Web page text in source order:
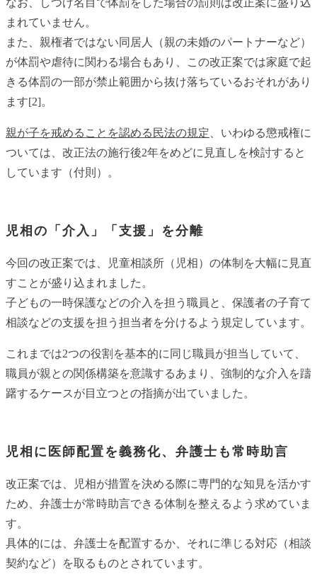
なお、しつけ名目で体罰をした場合の罰則は改正案に盛り込
まれていません。
また、親権者ではない同居人（親の未婚のパートナーなど）
が体罰や虐待に関わる場合もあり、この改正案では家庭で起
きる体罰の一部が禁止範囲から抜け落ちているおそれがあり
ます[2]。
親が子を戒めることを認める民法の規定 、いわゆる懲戒権に
ついては、改正法の施行後2年をめどに見直しを検討すると
しています（付則）。
児相の「介入」「支援」を分離
今回の改正案では、児童相談所（児相）の体制を大幅に見直
すことが盛り込まれました。
子どもの一時保護などの介入を担う職員と、保護者の子育て
相談などの支援を担う担当者を分けるよう規定しています。
これまでは2つの役割を基本的に同じ職員が担当していて、
職員が親との関係構築を意識するあまり、強制的な介入を躊
躇するケースが目立つとの指摘が出ていました。
児相に医師配置を義務化、弁護士も常時助言
改正案では、児相が措置を決める際に専門的な知見を活かす
ため、弁護士が常時助言できる体制を整えるよう求めていま
す。
具体的には、弁護士を配置するか、それに準じる対応（相談
契約など）を取るものとされています。